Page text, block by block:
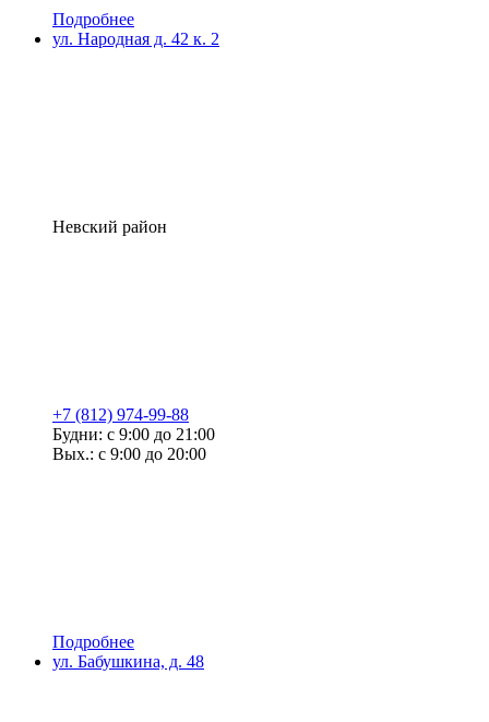
Подробнее
ул. Народная д. 42 к. 2
Невский район
+7 (812) 974-99-88
Будни: с 9:00 до 21:00
Вых.: с 9:00 до 20:00
Подробнее
ул. Бабушкина, д. 48